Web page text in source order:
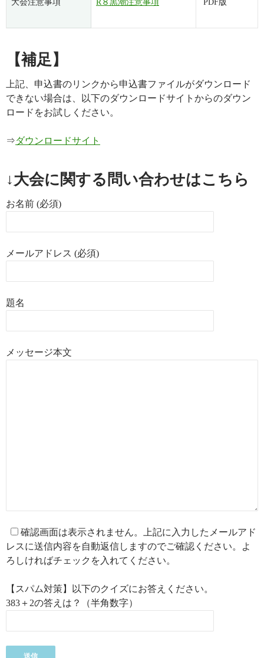
大会注意事項 R８黒潮注意事項 PDF版
【補足】
上記、申込書のリンクから申込書ファイルがダウンロード
できない場合は、以下のダウンロードサイトからのダウン
ロードをお試しください。
⇒ダウンロードサイト
↓大会に関する問い合わせはこちら
お名前 (必須)
メールアドレス (必須)
題名
メッセージ本文
確認画面は表示されません。上記に入力したメールアド
レスに送信内容を自動返信しますのでご確認ください。よ
ろしければチェックを入れてください。
【スパム対策】以下のクイズにお答えください。
383＋2の答えは？（半角数字）